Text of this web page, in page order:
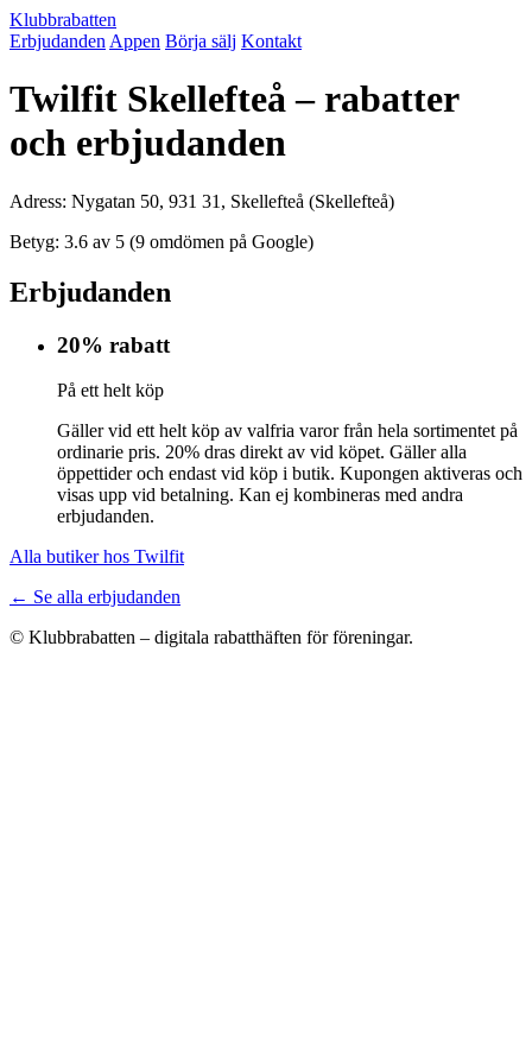
Klubbrabatten
Erbjudanden Appen Börja sälj Kontakt
Twilfit Skellefteå – rabatter
och erbjudanden
Adress: Nygatan 50, 931 31, Skellefteå (Skellefteå)
Betyg: 3.6 av 5 (9 omdömen på Google)
Erbjudanden
20% rabatt
På ett helt köp
Gäller vid ett helt köp av valfria varor från hela sortimentet på
ordinarie pris. 20% dras direkt av vid köpet. Gäller alla
öppettider och endast vid köp i butik. Kupongen aktiveras och
visas upp vid betalning. Kan ej kombineras med andra
erbjudanden.
Alla butiker hos Twilfit
← Se alla erbjudanden
© Klubbrabatten – digitala rabatthäften för föreningar.